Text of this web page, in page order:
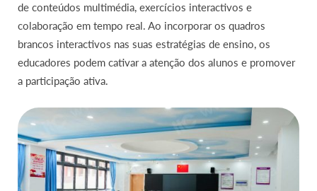
de conteúdos multimédia, exercícios interactivos e
colaboração em tempo real. Ao incorporar os quadros
brancos interactivos nas suas estratégias de ensino, os
educadores podem cativar a atenção dos alunos e promover
a participação ativa.